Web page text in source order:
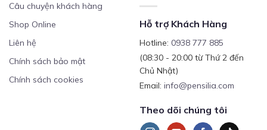
Câu chuyện khách hàng
Shop Online
Liên hệ
Chính sách bảo mật
Chính sách cookies
Hỗ trợ Khách Hàng
Hotline: 0938 777 885
(08:30 - 20:00 từ Thứ 2 đến
Chủ Nhật)
Email: info@pensilia.com
Theo dõi chúng tôi